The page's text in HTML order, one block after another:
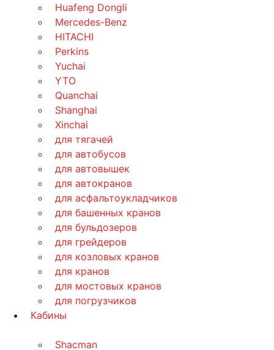
Huafeng Dongli
Mercedes-Benz
HITACHI
Perkins
Yuchai
YTO
Quanchai
Shanghai
Xinchai
для тягачей
для автобусов
для автовышек
для автокранов
для асфальтоукладчиков
для башенных кранов
для бульдозеров
для грейдеров
для козловых кранов
для кранов
для мостовых кранов
для погрузчиков
Кабины
Shacman